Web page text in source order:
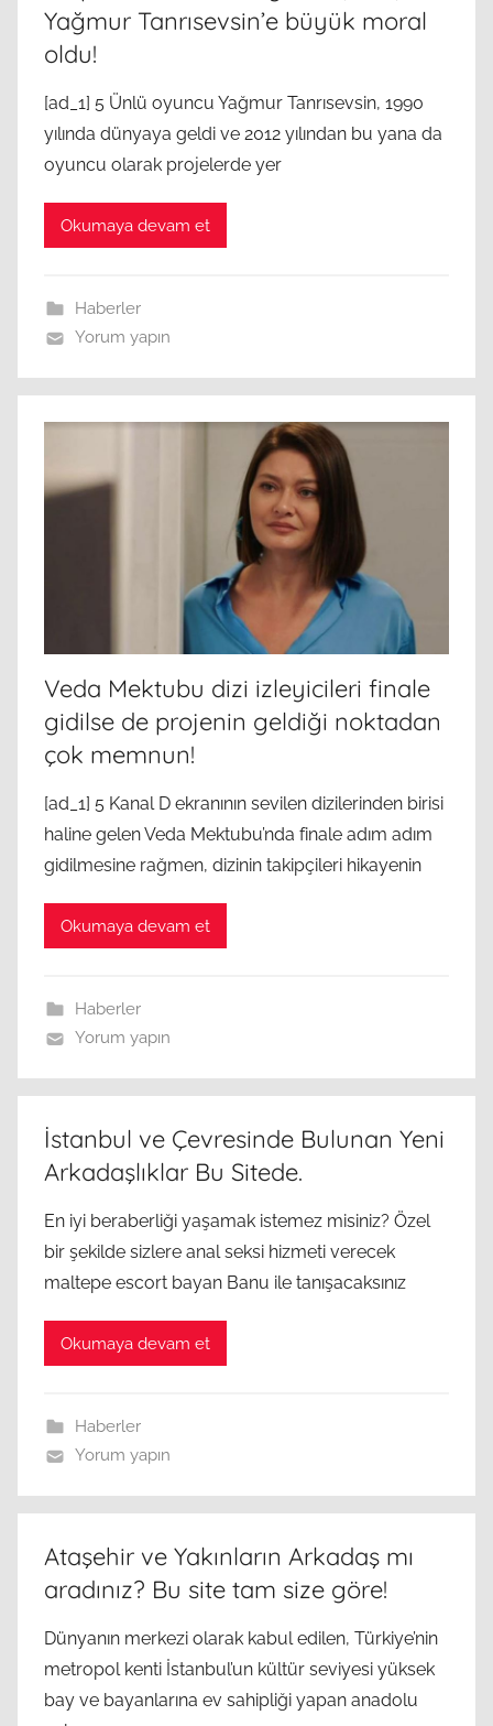
Yağmur Tanrısevsin’e büyük moral
oldu!
[ad_1] 5 Ünlü oyuncu Yağmur Tanrısevsin, 1990
yılında dünyaya geldi ve 2012 yılından bu yana da
oyuncu olarak projelerde yer
Okumaya devam et
Haberler
Yorum yapın
Veda Mektubu dizi izleyicileri finale
gidilse de projenin geldiği noktadan
çok memnun!
[ad_1] 5 Kanal D ekranının sevilen dizilerinden birisi
haline gelen Veda Mektubu’nda finale adım adım
gidilmesine rağmen, dizinin takipçileri hikayenin
Okumaya devam et
Haberler
Yorum yapın
İstanbul ve Çevresinde Bulunan Yeni
Arkadaşlıklar Bu Sitede.
En iyi beraberliği yaşamak istemez misiniz? Özel
bir şekilde sizlere anal seksi hizmeti verecek
maltepe escort bayan Banu ile tanışacaksınız
Okumaya devam et
Haberler
Yorum yapın
Ataşehir ve Yakınların Arkadaş mı
aradınız? Bu site tam size göre!
Dünyanın merkezi olarak kabul edilen, Türkiye’nin
metropol kenti İstanbul’un kültür seviyesi yüksek
bay ve bayanlarına ev sahipliği yapan anadolu